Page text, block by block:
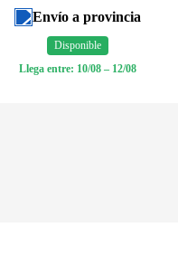
Envío a provincia
Disponible
Llega entre: 10/08 – 12/08